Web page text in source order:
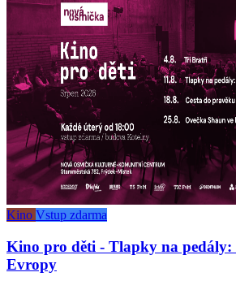
Kino Vstup zdarma
Kino pro děti - Tlapky na pedály:
Evropy